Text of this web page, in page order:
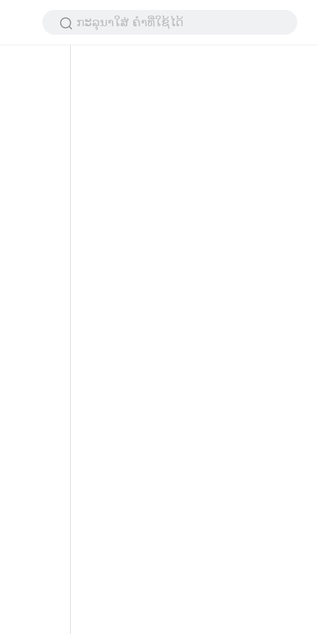
ກະລຸນາໃສ່ ຄໍາທີ່ໃຊ້ໄດ້